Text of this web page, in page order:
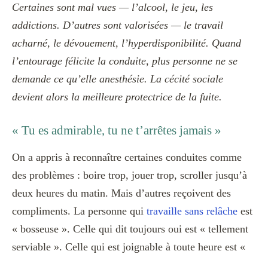
Certaines sont mal vues — l’alcool, le jeu, les
addictions. D’autres sont valorisées — le travail
acharné, le dévouement, l’hyperdisponibilité. Quand
l’entourage félicite la conduite, plus personne ne se
demande ce qu’elle anesthésie. La cécité sociale
devient alors la meilleure protectrice de la fuite.
« Tu es admirable, tu ne t’arrêtes jamais »
On a appris à reconnaître certaines conduites comme
des problèmes : boire trop, jouer trop, scroller jusqu’à
deux heures du matin. Mais d’autres reçoivent des
compliments. La personne qui travaille sans relâche est
« bosseuse ». Celle qui dit toujours oui est « tellement
serviable ». Celle qui est joignable à toute heure est «